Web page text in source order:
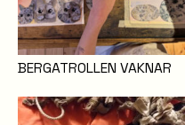
BERGATROLLEN VAKNAR